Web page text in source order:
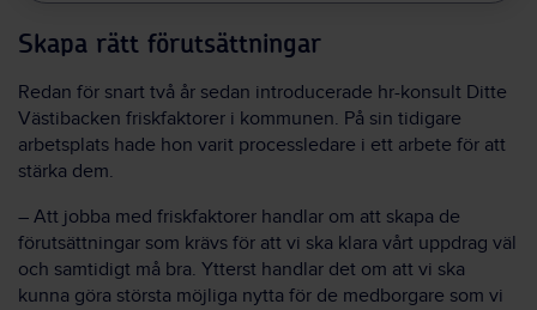
Skapa rätt förutsättningar
Redan för snart två år sedan introducerade hr-konsult Ditte
Västibacken friskfaktorer i kommunen. På sin tidigare
arbetsplats hade hon varit processledare i ett arbete för att
stärka dem.
– Att jobba med friskfaktorer handlar om att skapa de
förutsättningar som krävs för att vi ska klara vårt uppdrag väl
och samtidigt må bra. Ytterst handlar det om att vi ska
kunna göra största möjliga nytta för de medborgare som vi